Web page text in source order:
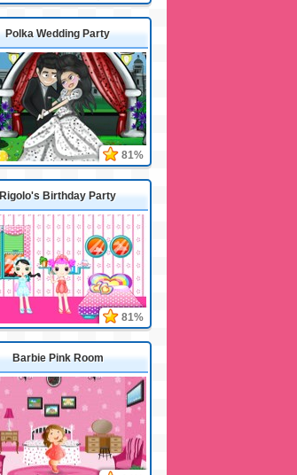
Polka Wedding Party
81%
Rigolo's Birthday Party
81%
Barbie Pink Room